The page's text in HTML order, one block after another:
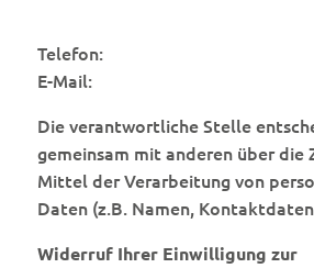
Telefon:
E-Mail:
Die verantwortliche Stelle
gemeinsam mit anderen über die
Mittel der Verarbeitung von
Daten (z.B. Namen,
Widerruf Ihrer Einwilligung zur